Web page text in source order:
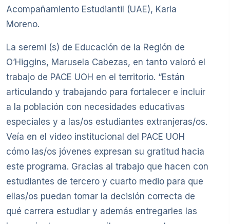
Acompañamiento Estudiantil (UAE), Karla
Moreno.
La seremi (s) de Educación de la Región de
O’Higgins, Marusela Cabezas, en tanto valoró el
trabajo de PACE UOH en el territorio. “Están
articulando y trabajando para fortalecer e incluir
a la población con necesidades educativas
especiales y a las/os estudiantes extranjeras/os.
Veía en el video institucional del PACE UOH
cómo las/os jóvenes expresan su gratitud hacia
este programa. Gracias al trabajo que hacen con
estudiantes de tercero y cuarto medio para que
ellas/os puedan tomar la decisión correcta de
qué carrera estudiar y además entregarles las